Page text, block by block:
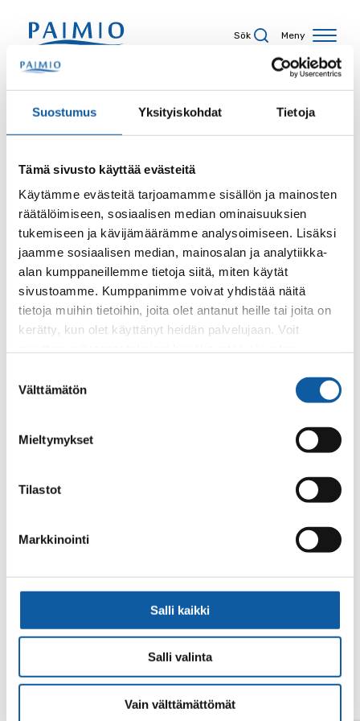
Suostumus Yksityiskohdat Tietoja
Tämä sivusto käyttää evästeitä
Käytämme evästeitä tarjoamamme sisällön ja mainosten
räätälöimiseen, sosiaalisen median ominaisuuksien
tukemiseen ja kävijämäärämme analysoimiseen. Lisäksi
jaamme sosiaalisen median, mainosalan ja analytiikka-
alan kumppaneillemme tietoja siitä, miten käytät
sivustoamme. Kumppanimme voivat yhdistää näitä
tietoja muihin tietoihin, joita olet antanut heille tai joita on
kerätty, kun olet käyttänyt heidän palvelujaan. Voit
valinta
Välttämätön
Mieltymykset
Tilastot
Markkinointi
Salli kaikki
Salli valinta
Vain välttämättömät
Sök Meny
Sökresultat
Sökord
Sida
Innehållstyp